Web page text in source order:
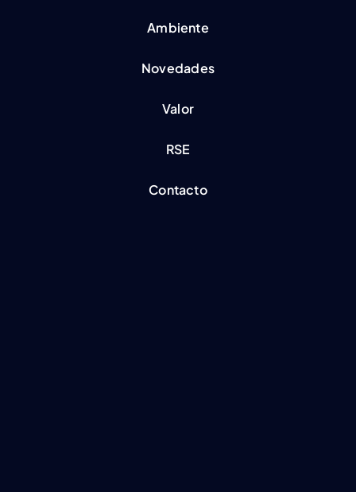
Ambiente
Novedades
Valor
RSE
Contacto